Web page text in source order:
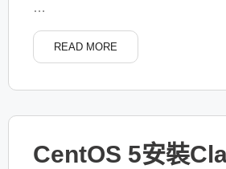
…
READ MORE
CentOS 5安裝